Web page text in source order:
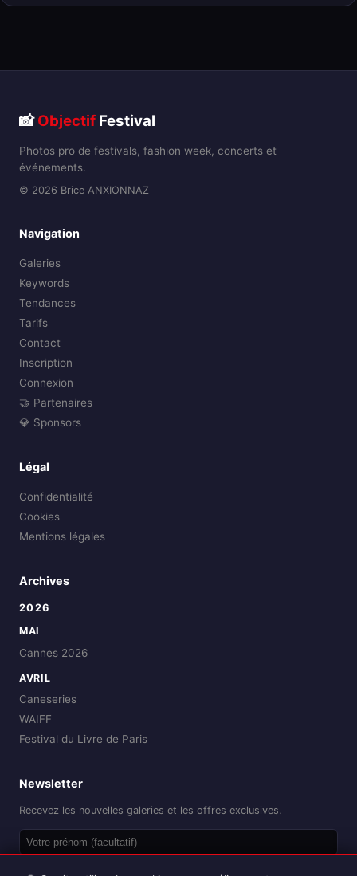
📸Objectif Festival
Photos pro de festivals, fashion week, concerts et
événements.
© 2026 Brice ANXIONNAZ
Navigation
Galeries
Keywords
Tendances
Tarifs
Contact
Inscription
Connexion
🤝 Partenaires
💎 Sponsors
Légal
Confidentialité
Cookies
Mentions légales
Archives
2026
MAI
Cannes 2026
AVRIL
Caneseries
WAIFF
Festival du Livre de Paris
Newsletter
Recevez les nouvelles galeries et les offres exclusives.